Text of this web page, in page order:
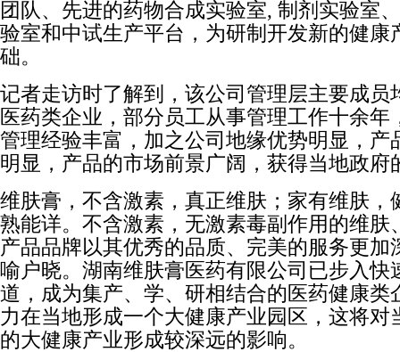
团队、先进的药物合成实验室, 制剂实验室
验室和中试生产平台，为研制开发新的健康
础。
记者走访时了解到，该公司管理层主要成员
医药类企业，部分员工从事管理工作十余年
管理经验丰富，加之公司地缘优势明显，产
明显，产品的市场前景广阔，获得当地政府
维肤膏，不含激素，真正维肤；家有维肤，
熟能详。不含激素，无激素毒副作用的维肤
产品品牌以其优秀的品质、完美的服务更加
喻户晓。湖南维肤膏医药有限公司已步入快
道，成为集产、学、研相结合的医药健康类
力在当地形成一个大健康产业园区，这将对
的大健康产业形成较深远的影响。